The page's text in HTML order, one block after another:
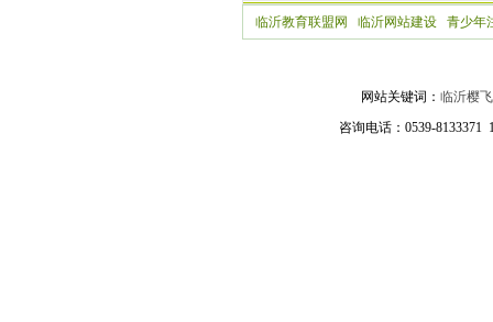
临沂教育联盟网 临沂网站建设 青少年
网站关键词： 临沂樱
咨询电话：0539-